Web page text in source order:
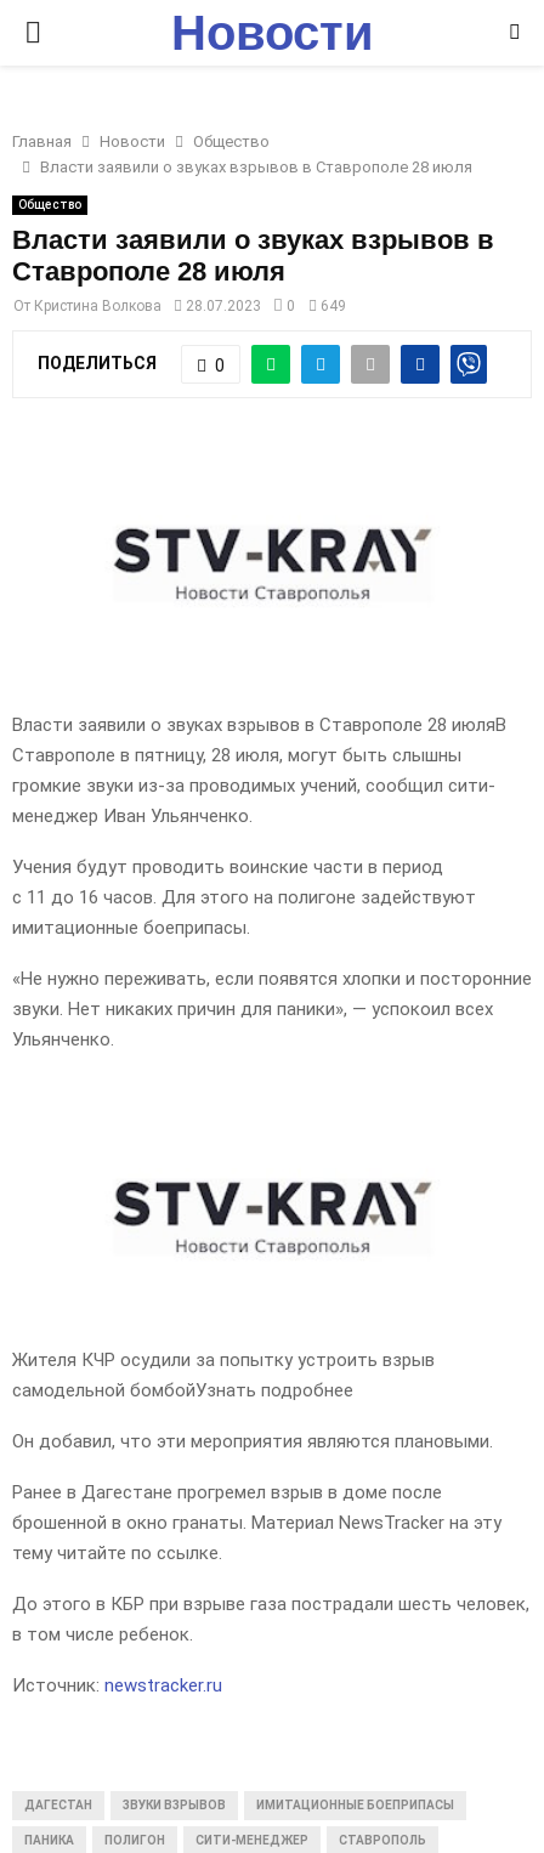
P
I
M
A
R
Новости
Главная Новости
Общество
Власти заявили о звуках взрывов в Ставрополе 28 июля
Общество
Власти заявили о звуках взрывов в
Ставрополе 28 июля
От Кристина Волкова 28.07.2023 0 649
ПОДЕЛИТЬСЯ 0
Власти заявили о звуках взрывов в Ставрополе 28 июляВ
Ставрополе в пятницу, 28 июля, могут быть слышны
громкие звуки из-за проводимых учений, сообщил сити-
менеджер Иван Ульянченко.
Учения будут проводить воинские части в период
с 11 до 16 часов. Для этого на полигоне задействуют
имитационные боеприпасы.
«Не нужно переживать, если появятся хлопки и посторонние
звуки. Нет никаких причин для паники», — успокоил всех
Ульянченко.
Жителя КЧР осудили за попытку устроить взрыв
самодельной бомбойУзнать подробнее
Он добавил, что эти мероприятия являются плановыми.
Ранее в Дагестане прогремел взрыв в доме после
брошенной в окно гранаты. Материал NewsTracker на эту
тему читайте по ссылке.
До этого в КБР при взрыве газа пострадали шесть человек,
в том числе ребенок.
Источник: newstracker.ru
ДАГЕСТАН ЗВУКИ ВЗРЫВОВ ИМИТАЦИОННЫЕ БОЕПРИПАСЫ
ПАНИКА ПОЛИГОН СИТИ-МЕНЕДЖЕР СТАВРОПОЛЬ